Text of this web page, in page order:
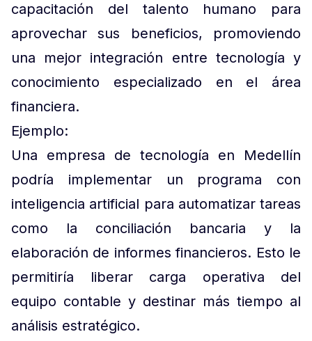
capacitación del talento humano para
aprovechar sus beneficios, promoviendo
una mejor integración entre tecnología y
conocimiento especializado en el área
financiera.
Ejemplo:
Una empresa de tecnología en Medellín
podría implementar un programa con
inteligencia artificial para automatizar tareas
como la conciliación bancaria y la
elaboración de informes financieros. Esto le
permitiría liberar carga operativa del
equipo contable y destinar más tiempo al
análisis estratégico.